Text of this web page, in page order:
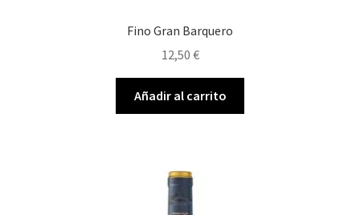
Fino Gran Barquero
12,50 €
Añadir al carrito